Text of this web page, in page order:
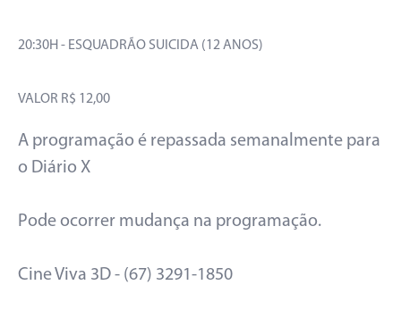
20:30H - ESQUADRÃO SUICIDA (12 ANOS)
VALOR R$ 12,00
A programação é repassada semanalmente para
o Diário X
Pode ocorrer mudança na programação.
Cine Viva 3D - (67) 3291-1850